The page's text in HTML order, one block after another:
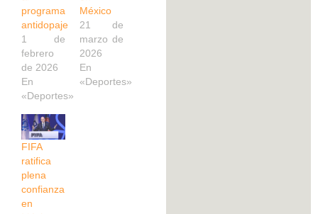
programa
antidopaje
1 de
febrero
de 2026
En
«Deportes»
México
21 de
marzo de
2026
En
«Deportes»
FIFA
ratifica
plena
confianza
en